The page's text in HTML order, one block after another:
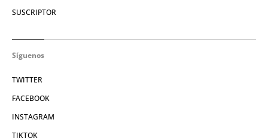
SUSCRIPTOR
Síguenos
TWITTER
FACEBOOK
INSTAGRAM
TIKTOK